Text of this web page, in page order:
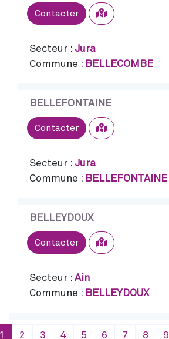
Contacter Sélectionner
Secteur : Jura
Commune : BELLECOMBE
BELLEFONTAINE
Contacter Sélectionner
Secteur : Jura
Commune : BELLEFONTAINE
BELLEYDOUX
Contacter Sélectionner
Secteur : Ain
Commune : BELLEYDOUX
2 3 4 5 6 7 8 9